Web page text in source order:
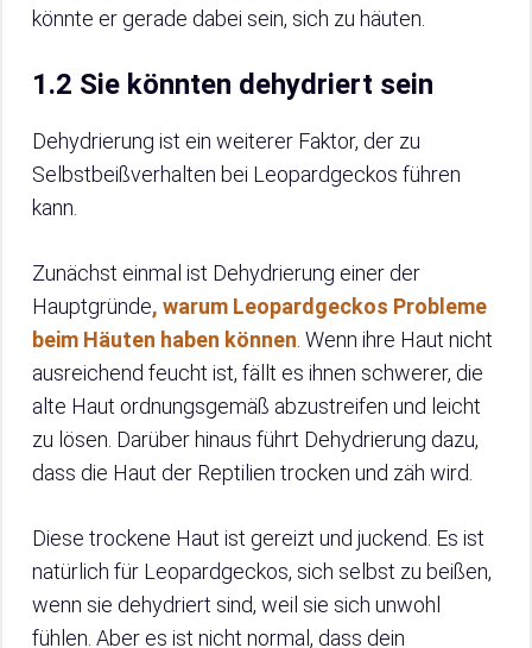
könnte er gerade dabei sein, sich zu häuten.
1.2 Sie könnten dehydriert sein
Dehydrierung ist ein weiterer Faktor, der zu
Selbstbeißverhalten bei Leopardgeckos führen
kann.
Zunächst einmal ist Dehydrierung einer der
Hauptgründe, warum Leopardgeckos Probleme
beim Häuten haben können. Wenn ihre Haut nicht
ausreichend feucht ist, fällt es ihnen schwerer, die
alte Haut ordnungsgemäß abzustreifen und leicht
zu lösen. Darüber hinaus führt Dehydrierung dazu,
dass die Haut der Reptilien trocken und zäh wird.
Diese trockene Haut ist gereizt und juckend. Es ist
natürlich für Leopardgeckos, sich selbst zu beißen,
wenn sie dehydriert sind, weil sie sich unwohl
fühlen. Aber es ist nicht normal, dass dein